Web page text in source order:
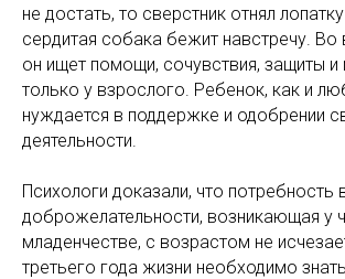
не достать, то сверстник отнял
сердитая собака бежит навстречу. Во
он ищет помощи, сочувствия, защиты и
только у взрослого. Ребенок, как и
нуждается в поддержке и одобрении
деятельности.
Психологи доказали, что потребность
доброжелательности, возникающая у
младенчестве, с возрастом не
третьего года жизни необходимо